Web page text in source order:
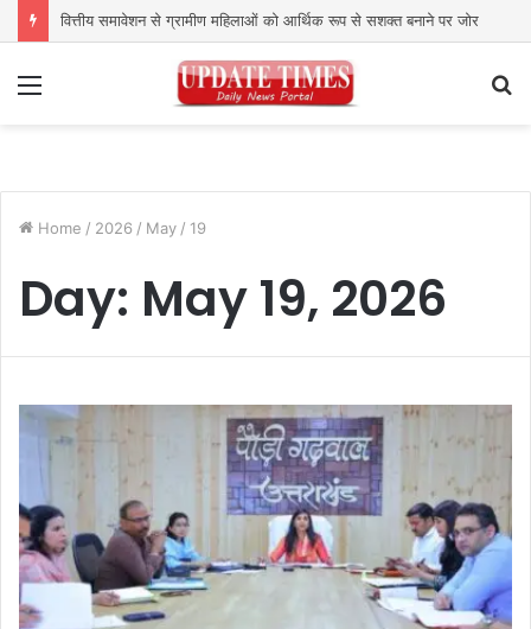
वित्तीय समावेशन से ग्रामीण महिलाओं को आर्थिक रूप से सशक्त बनाने पर जोर
Home / 2026 / May / 19
Day: May 19, 2026